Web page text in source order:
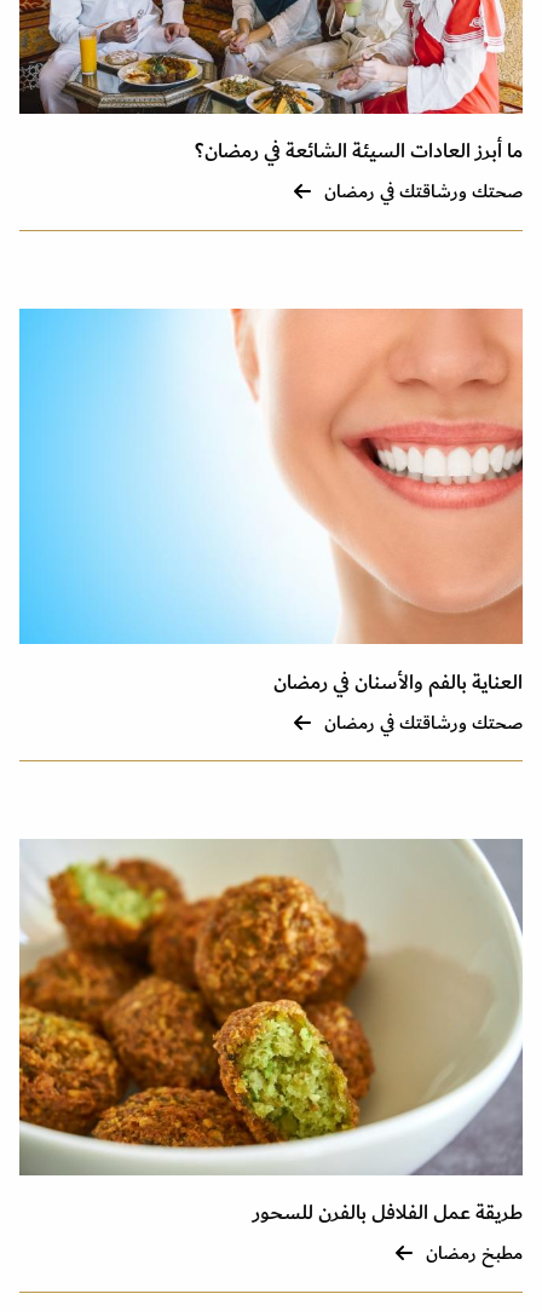
ما أبرز العادات السيئة الشائعة في رمضان؟
صحتك ورشاقتك في رمضان
العناية بالفم والأسنان في رمضان
صحتك ورشاقتك في رمضان
طريقة عمل الفلافل بالفرن للسحور
مطبخ رمضان